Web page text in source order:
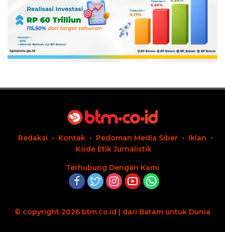
Redaksi Kontak Pedoman Media Siber
Iklan
Kode Etik Jurnalistik
Terhubung Dengan Kami
© copyright 2026 btm.co.id | dari Batam untuk Dunia